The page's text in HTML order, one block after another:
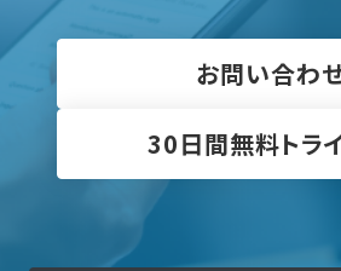
お問い合わ
30日間無料トラ